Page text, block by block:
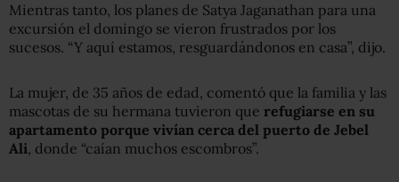
Mientras tanto, los planes de Satya Jaganathan para una
excursión el domingo se vieron frustrados por los
sucesos. “Y aquí estamos, resguardándonos en casa”, dijo.
La mujer, de 35 años de edad, comentó que la familia y las
mascotas de su hermana tuvieron que refugiarse en su
apartamento porque vivían cerca del puerto de Jebel
Ali, donde “caían muchos escombros”.